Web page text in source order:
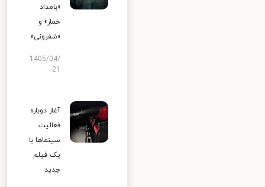
«بامداد
خمار» و
«شفرونی»
1405/04/
آغاز دوباره
فعالیت
سینماها با
یک فیلم
جدید